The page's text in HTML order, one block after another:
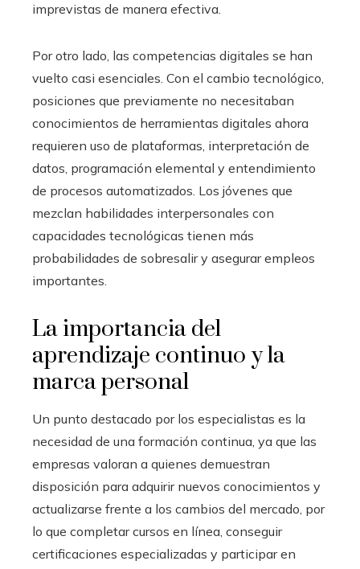
imprevistas de manera efectiva.
Por otro lado, las competencias digitales se han
vuelto casi esenciales. Con el cambio tecnológico,
posiciones que previamente no necesitaban
conocimientos de herramientas digitales ahora
requieren uso de plataformas, interpretación de
datos, programación elemental y entendimiento
de procesos automatizados. Los jóvenes que
mezclan habilidades interpersonales con
capacidades tecnológicas tienen más
probabilidades de sobresalir y asegurar empleos
importantes.
La importancia del
aprendizaje continuo y la
marca personal
Un punto destacado por los especialistas es la
necesidad de una formación continua, ya que las
empresas valoran a quienes demuestran
disposición para adquirir nuevos conocimientos y
actualizarse frente a los cambios del mercado, por
lo que completar cursos en línea, conseguir
certificaciones especializadas y participar en